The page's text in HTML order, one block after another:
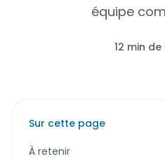
équipe
12 min
Sur cette page
À retenir